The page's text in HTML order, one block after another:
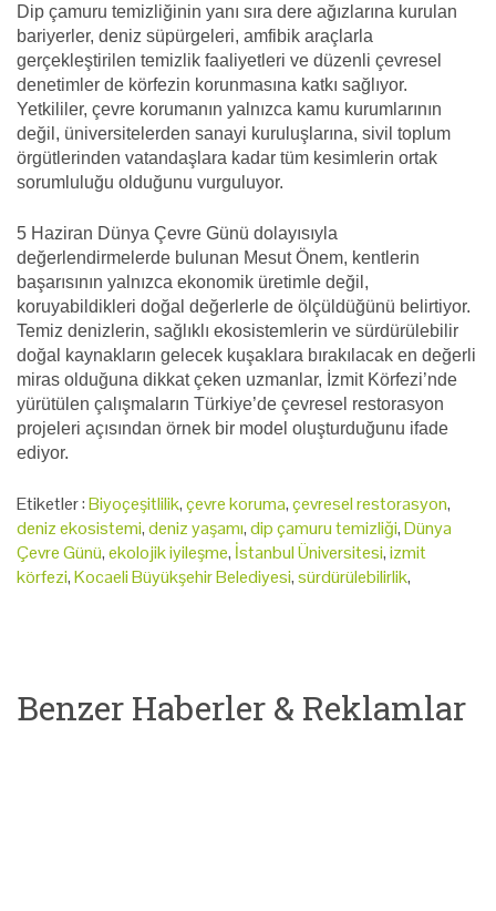
Dip çamuru temizliğinin yanı sıra dere ağızlarına kurulan
bariyerler, deniz süpürgeleri, amfibik araçlarla
gerçekleştirilen temizlik faaliyetleri ve düzenli çevresel
denetimler de körfezin korunmasına katkı sağlıyor.
Yetkililer, çevre korumanın yalnızca kamu kurumlarının
değil, üniversitelerden sanayi kuruluşlarına, sivil toplum
örgütlerinden vatandaşlara kadar tüm kesimlerin ortak
sorumluluğu olduğunu vurguluyor.
5 Haziran Dünya Çevre Günü dolayısıyla
değerlendirmelerde bulunan Mesut Önem, kentlerin
başarısının yalnızca ekonomik üretimle değil,
koruyabildikleri doğal değerlerle de ölçüldüğünü belirtiyor.
Temiz denizlerin, sağlıklı ekosistemlerin ve sürdürülebilir
doğal kaynakların gelecek kuşaklara bırakılacak en değerli
miras olduğuna dikkat çeken uzmanlar, İzmit Körfezi’nde
yürütülen çalışmaların Türkiye’de çevresel restorasyon
projeleri açısından örnek bir model oluşturduğunu ifade
ediyor.
Etiketler :Biyoçeşitlilik,çevre koruma,çevresel restorasyon,
deniz ekosistemi,deniz yaşamı,dip çamuru temizliği,Dünya
Çevre Günü,ekolojik iyileşme, İstanbul Üniversitesi,izmit
körfezi,Kocaeli Büyükşehir Belediyesi,sürdürülebilirlik,
Benzer Haberler & Reklamlar